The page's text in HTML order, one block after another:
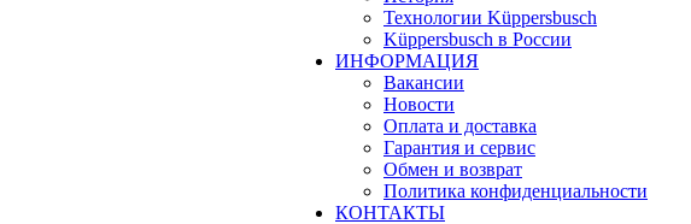
Технологии Küppersbusch
Küppersbusch в России
ИНФОРМАЦИЯ
Вакансии
Новости
Оплата и доставка
Гарантия и сервис
Обмен и возврат
Политика конфиденциальности
КОНТАКТЫ